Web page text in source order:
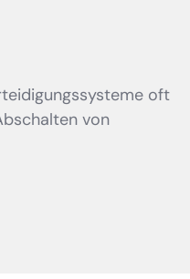
oft
von